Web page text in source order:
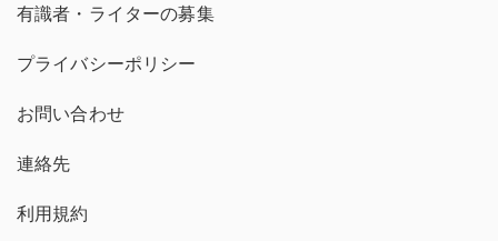
有識者・ライターの募集
プライバシーポリシー
お問い合わせ
連絡先
利用規約